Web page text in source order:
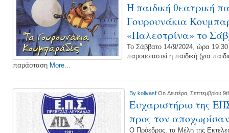
Η παιδική θεατρική
Γουρουνάκια
«Παλεστρίνα» το
Το Σάββατο 14/9/2024, ώρα 19.30
παρουσιαστεί η παιδική (για
παράσταση More...
By kolivasf On Δευτέρα, Σεπτεμβρίου
Ευχαριστήριο της
προς τον
Ο Πρόεδρος, τα Μέλη της